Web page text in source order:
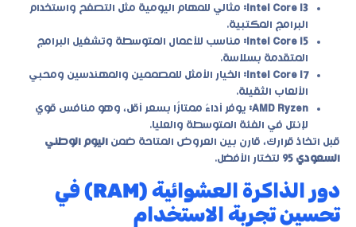
Intel Core i3: مثالي للمهام اليومية مثل التصفح واستخدام
البرامج المكتبية.
Intel Core i5: مناسب للأعمال المتوسطة وتشغيل البرامج
المتقدمة بسلاسة.
Intel Core i7: الخيار الأمثل للمصممين والمهندسين ومحبي
الألعاب الثقيلة.
AMD Ryzen: يوفر أداءً ممتازًا بسعر أقل، وهو منافس قوي
لإنتل في الفئة المتوسطة والعليا.
قبل اتخاذ قرارك، قارن بين العروض المتاحة ضمن اليوم الوطني
السعودي 95
لتختار الأفضل.
دور الذاكرة العشوائية (RAM) في
تحسين تجربة الاستخدام